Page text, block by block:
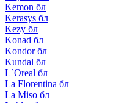
Kemon бл
Kerasys бл
Kezy бл
Konad бл
Kondor бл
Kundal бл
L`Oreal бл
La Florentina бл
La Miso бл